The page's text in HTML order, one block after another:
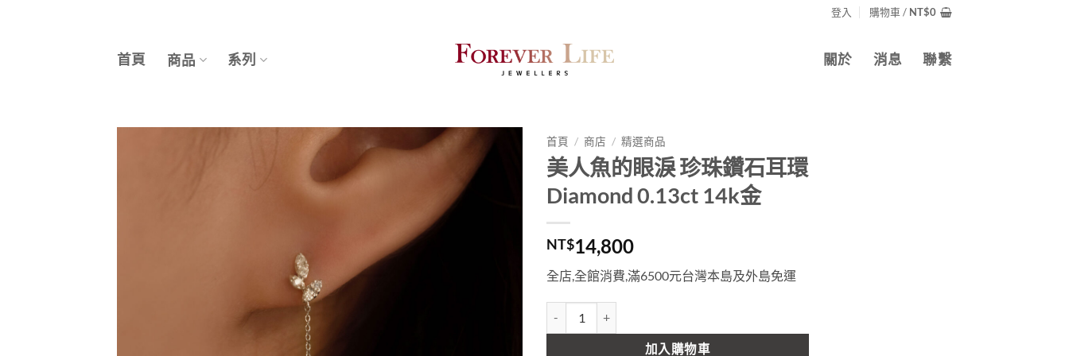
登入 購物車 / NT$0
首頁 商品 系列 關於 消息 聯繫
首頁 / 商店 / 精選商品
美人魚的眼淚 珍珠鑽石耳環
Diamond 0.13ct 14k金
NT$14,800
全店,全館消費,滿6500元台灣本島及外島免運
加入購物車